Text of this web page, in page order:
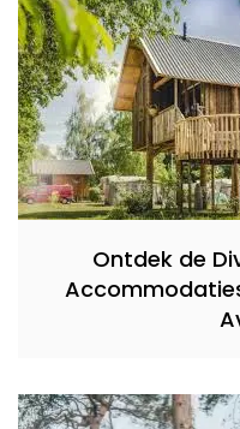
Ontdek de